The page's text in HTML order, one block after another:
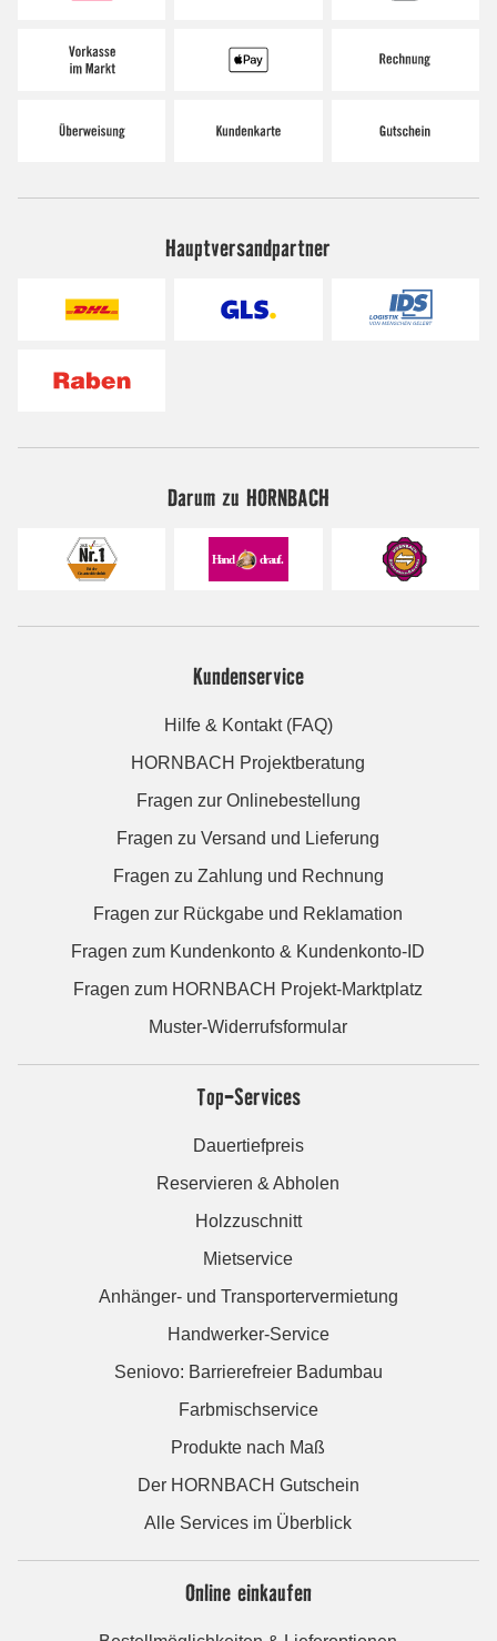
Hauptversandpartner
Darum zu HORNBACH
Kundenservice
Hilfe & Kontakt (FAQ)
HORNBACH Projektberatung
Fragen zur Onlinebestellung
Fragen zu Versand und Lieferung
Fragen zu Zahlung und Rechnung
Fragen zur Rückgabe und Reklamation
Fragen zum Kundenkonto & Kundenkonto-ID
Fragen zum HORNBACH Projekt-Marktplatz
Muster-Widerrufsformular
Top-Services
Dauertiefpreis
Reservieren & Abholen
Holzzuschnitt
Mietservice
Anhänger- und Transportervermietung
Handwerker-Service
Seniovo: Barrierefreier Badumbau
Farbmischservice
Produkte nach Maß
Der HORNBACH Gutschein
Alle Services im Überblick
Online einkaufen